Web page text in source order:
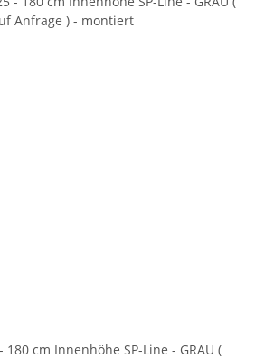
180 cm Innenhöhe SP-Line - GRAU (